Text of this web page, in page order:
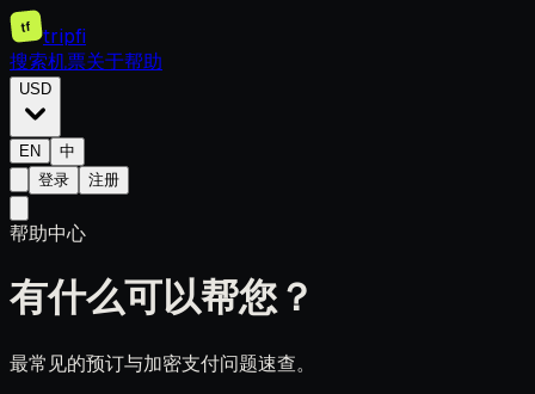
tf
tripfi
搜索机票关于帮助
USD
EN
中
登录
注册
帮助中心
有什么可以帮您？
最常见的预订与加密支付问题速查。